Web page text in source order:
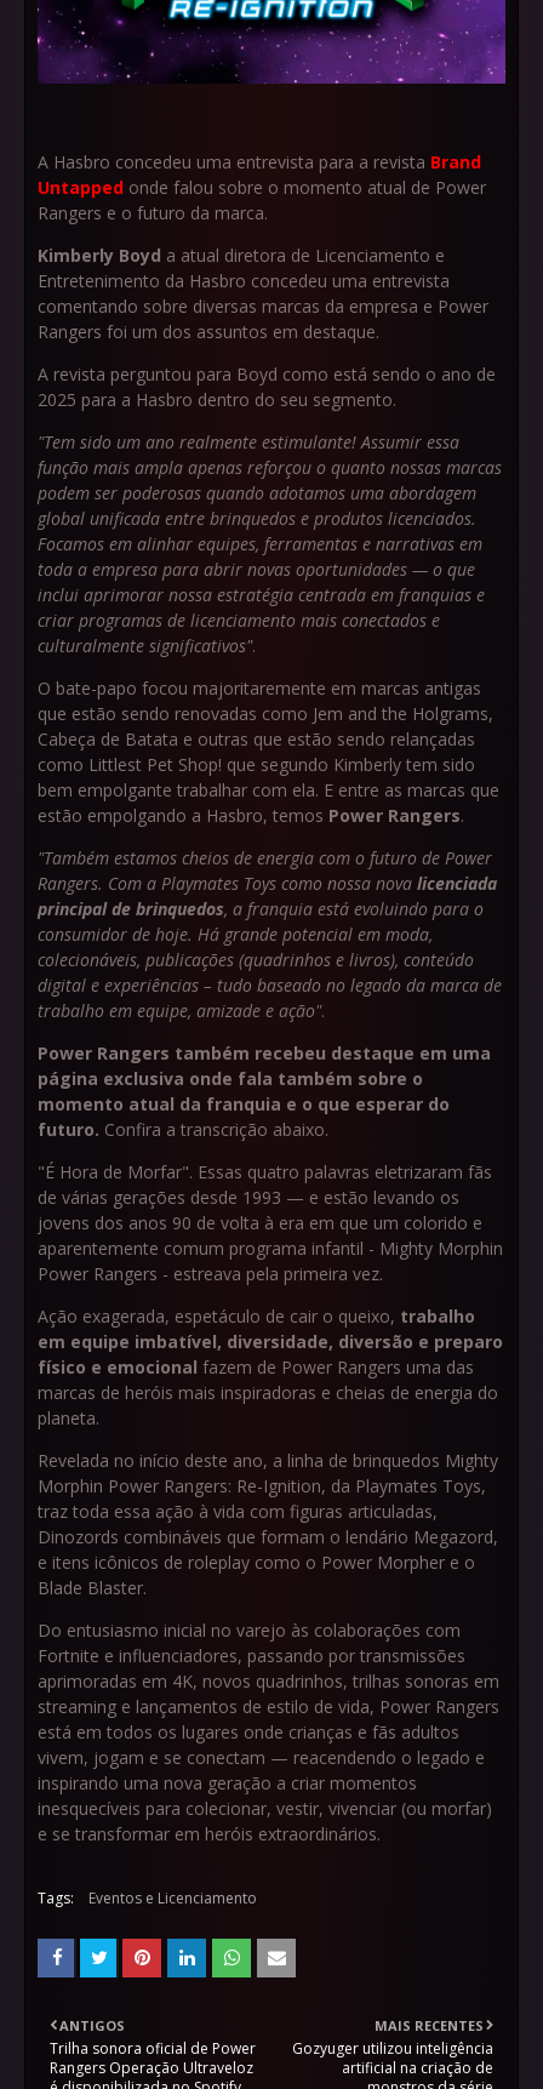
A Hasbro concedeu uma entrevista para a revista Brand
Untapped onde falou sobre o momento atual de Power
Rangers e o futuro da marca.
Kimberly Boyd a atual diretora de Licenciamento e
Entretenimento da Hasbro concedeu uma entrevista
comentando sobre diversas marcas da empresa e Power
Rangers foi um dos assuntos em destaque.
A revista perguntou para Boyd como está sendo o ano de
2025 para a Hasbro dentro do seu segmento.
"Tem sido um ano realmente estimulante! Assumir essa
função mais ampla apenas reforçou o quanto nossas marcas
podem ser poderosas quando adotamos uma abordagem
global unificada entre brinquedos e produtos licenciados.
Focamos em alinhar equipes, ferramentas e narrativas em
toda a empresa para abrir novas oportunidades — o que
inclui aprimorar nossa estratégia centrada em franquias e
criar programas de licenciamento mais conectados e
culturalmente significativos".
O bate-papo focou majoritaremente em marcas antigas
que estão sendo renovadas como Jem and the Holgrams,
Cabeça de Batata e outras que estão sendo relançadas
como Littlest Pet Shop! que segundo Kimberly tem sido
bem empolgante trabalhar com ela. E entre as marcas que
estão empolgando a Hasbro, temos Power Rangers.
"Também estamos cheios de energia com o futuro de Power
Rangers. Com a Playmates Toys como nossa nova licenciada
principal de brinquedos, a franquia está evoluindo para o
consumidor de hoje. Há grande potencial em moda,
colecionáveis, publicações (quadrinhos e livros), conteúdo
digital e experiências – tudo baseado no legado da marca de
trabalho em equipe, amizade e ação".
Power Rangers também recebeu destaque em uma
página exclusiva onde fala também sobre o
momento atual da franquia e o que esperar do
futuro. Confira a transcrição abaixo.
"É Hora de Morfar". Essas quatro palavras eletrizaram fãs
de várias gerações desde 1993 — e estão levando os
jovens dos anos 90 de volta à era em que um colorido e
aparentemente comum programa infantil - Mighty Morphin
Power Rangers - estreava pela primeira vez.
Ação exagerada, espetáculo de cair o queixo, trabalho
em equipe imbatível, diversidade, diversão e preparo
físico e emocional fazem de Power Rangers uma das
marcas de heróis mais inspiradoras e cheias de energia do
planeta.
Revelada no início deste ano, a linha de brinquedos Mighty
Morphin Power Rangers: Re-Ignition, da Playmates Toys,
traz toda essa ação à vida com figuras articuladas,
Dinozords combináveis que formam o lendário Megazord,
e itens icônicos de roleplay como o Power Morpher e o
Blade Blaster.
Do entusiasmo inicial no varejo às colaborações com
Fortnite e influenciadores, passando por transmissões
aprimoradas em 4K, novos quadrinhos, trilhas sonoras em
streaming e lançamentos de estilo de vida, Power Rangers
está em todos os lugares onde crianças e fãs adultos
vivem, jogam e se conectam — reacendendo o legado e
inspirando uma nova geração a criar momentos
inesquecíveis para colecionar, vestir, vivenciar (ou morfar)
e se transformar em heróis extraordinários.
Tags: Eventos e Licenciamento
MAIS RECENTES
Gozyuger utilizou inteligência
artificial na criação de
ANTIGOS
Trilha sonora oficial de Power
Rangers Operação Ultraveloz